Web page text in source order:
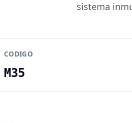
sistema
CODIGO
M35